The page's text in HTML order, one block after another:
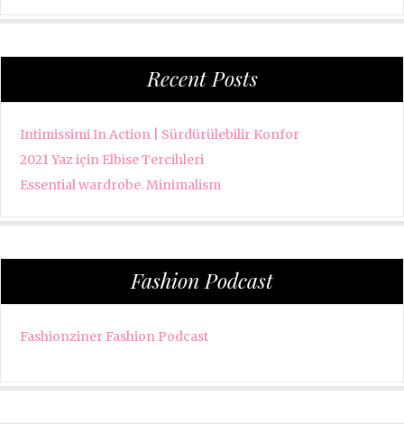
Recent Posts
Intimissimi In Action | Sürdürülebilir Konfor
2021 Yaz için Elbise Tercihleri
Essential wardrobe. Minimalism
Fashion Podcast
Fashionziner Fashion Podcast